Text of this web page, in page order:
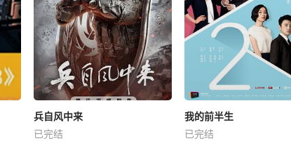
兵自风中来
已完结
我的前半生
已完结